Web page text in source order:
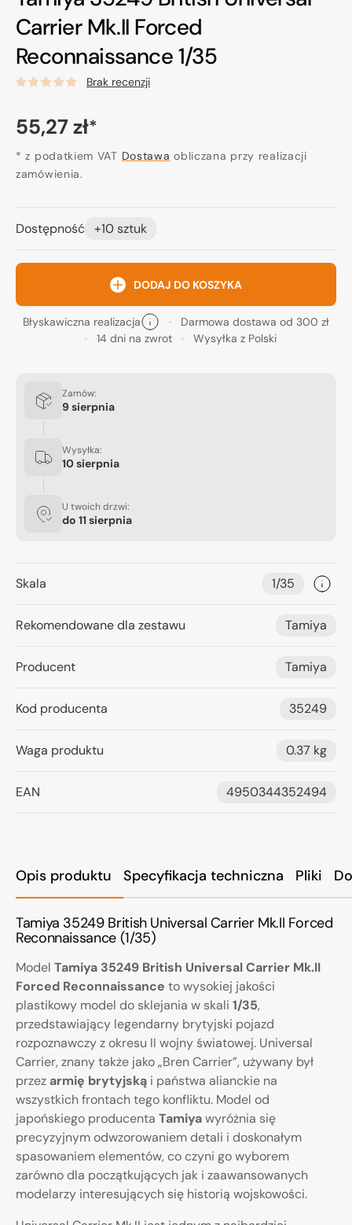
Opis produktu Specyfikacja techniczna Pliki
Tamiya 35249 British Universal Carrier Mk.II Forced
Reconnaissance (1/35)
Model Tamiya 35249 British Universal Carrier Mk.II
Forced Reconnaissance to wysokiej jakości
plastikowy model do sklejania w skali 1/35,
przedstawiający legendarny brytyjski pojazd
rozpoznawczy z okresu II wojny światowej. Universal
Carrier, znany także jako „Bren Carrier”, używany był
przez armię brytyjską i państwa alianckie na
wszystkich frontach tego konfliktu. Model od
japońskiego producenta Tamiyawyróżnia się
precyzyjnym odwzorowaniem detali i doskonałym
spasowaniem elementów, co czyni go wyborem
zarówno dla początkujących jak i zaawansowanych
modelarzy interesujących się historią wojskowości.
Carrier Mk.II Forced
Reconnaissance 1/35
Brak recenzji
Cena
regularna
55,27 zł*
* z podatkiem VAT Dostawa obliczana przy realizacji
zamówienia.
Dostępność +10 sztuk
DODAJ DO KOSZYKA
Błyskawiczna realizacja
Darmowa dostawa od 300 zł
14 dni na zwrot
Wysyłka z Polski
Zamów:
9 sierpnia
Wysyłka:
10 sierpnia
U twoich drzwi:
do 11 sierpnia
Skala 1/35
Rekomendowane dla zestawu Tamiya
Producent Tamiya
Kod producenta 35249
Waga produktu 0.37 kg
EAN 4950344352494